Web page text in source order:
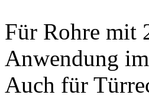
Für Rohre mit
Anwendung
Auch für